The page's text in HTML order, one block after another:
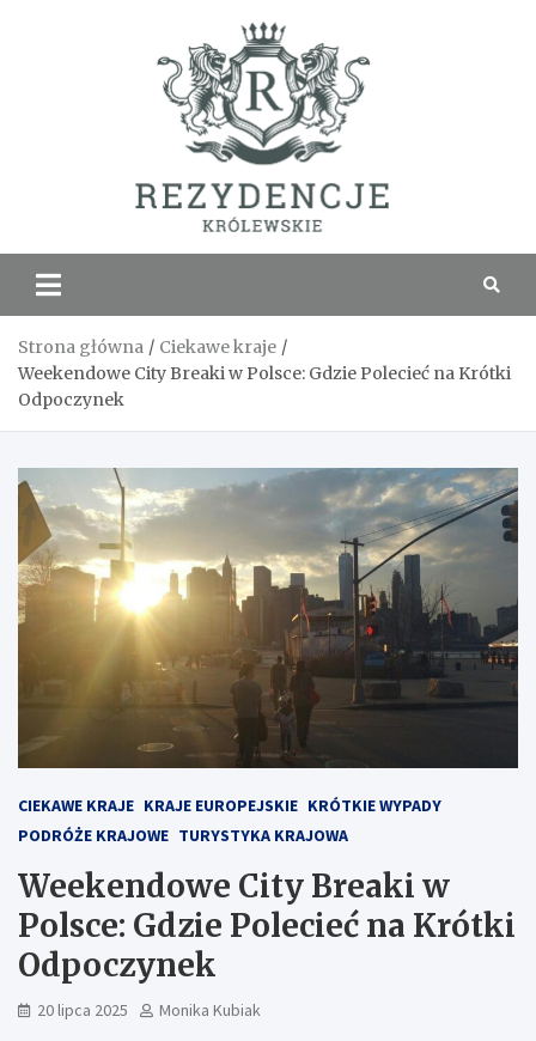
Strona główna
Ciekawe kraje
Weekendowe City Breaki w Polsce: Gdzie Polecieć na Krótki
Odpoczynek
CIEKAWE KRAJE KRAJE EUROPEJSKIE KRÓTKIE WYPADY
PODRÓŻE KRAJOWE TURYSTYKA KRAJOWA
Weekendowe City Breaki w
Polsce: Gdzie Polecieć na Krótki
Odpoczynek
20 lipca 2025 Monika Kubiak